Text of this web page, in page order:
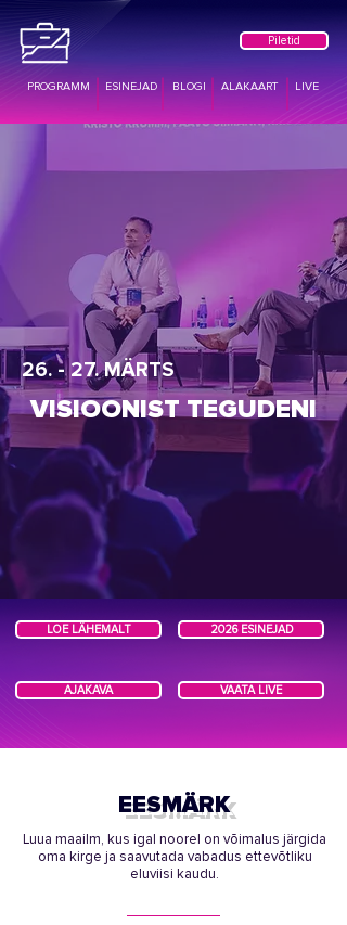
Piletid
PROGRAMM LIVE
ALAKAART
BLOGI
ESINEJAD
26. - 27. MÄRTS
VISIOONIST TEGUDENI
LOE LÄHEMALT 2026 ESINEJAD
AJAKAVA VAATA LIVE
EESMÄRK
Luua maailm, kus igal noorel on võimalus järgida
oma kirge ja saavutada vabadus ettevõtliku
eluviisi kaudu.